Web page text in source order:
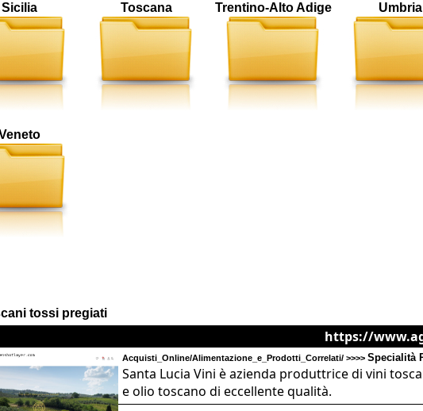
Sicilia Toscana Trentino-Alto Adige Umbria
tossi pregiati
https://
Acquisti_Online/Alimentazione_e_Prodotti_Correlati/ >>>> Specialità
Santa Lucia Vini è azienda produttrice di vini
e olio toscano di eccellente qualità.